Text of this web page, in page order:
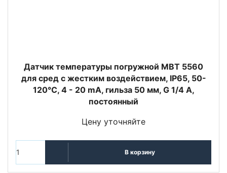
Датчик температуры погружной MBT 5560
для сред с жестким воздействием, IP65, 50-
120°C, 4 - 20 mA, гильза 50 мм, G 1/4 A,
постоянный
Цену уточняйте
В корзину